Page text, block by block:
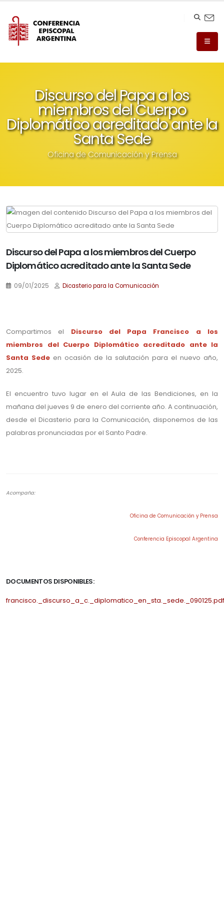
Discurso del Papa a los
miembros del Cuerpo
Diplomático acreditado ante la
Santa Sede
Oficina de Comunicación y Prensa
Discurso del Papa a los miembros del Cuerpo
Diplomático acreditado ante la Santa Sede
09/01/2025 Dicasterio para la Comunicación
Compartimos el Discurso del Papa Francisco a los
miembros del Cuerpo Diplomático acreditado ante la
Santa Sede en ocasión de la salutación para el nuevo año,
2025.
El encuentro tuvo lugar en el Aula de las Bendiciones, en la
mañana del jueves 9 de enero del corriente año. A continuación,
desde el Dicasterio para la Comunicación, disponemos de las
palabras pronunciadas por el Santo Padre.
Acompaña:
Oficina de Comunicación y Prensa
Conferencia Episcopal Argentina
DOCUMENTOS DISPONIBLES:
francisco._discurso_a_c._diplomatico_en_sta._sede._090125.pdf